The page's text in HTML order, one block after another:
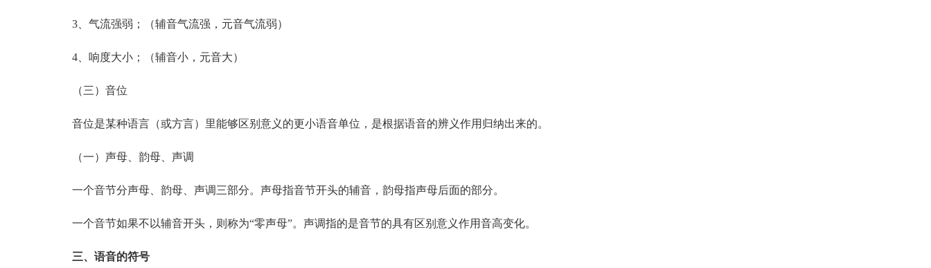
3、气流强弱；（辅音气流强，元音气流弱）
4、响度大小；（辅音小，元音大）
（三）音位
音位是某种语言（或方言）里能够区别意义的更小语音单位，是根据语音的辨义作用归纳出来的。
（一）声母、韵母、声调
一个音节分声母、韵母、声调三部分。声母指音节开头的辅音，韵母指声母后面的部分。
一个音节如果不以辅音开头，则称为“零声母”。声调指的是音节的具有区别意义作用音高变化。
三、语音的符号